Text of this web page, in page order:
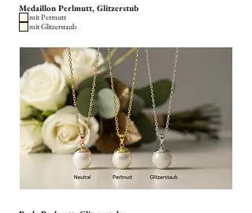
Medaillon Perlmutt, Glitzerstub
mit Permutt
mit Glitzerstaub